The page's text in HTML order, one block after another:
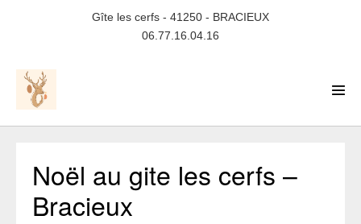
Gîte les cerfs - 41250 - BRACIEUX
06.77.16.04.16
Noël au gite les cerfs –
Bracieux